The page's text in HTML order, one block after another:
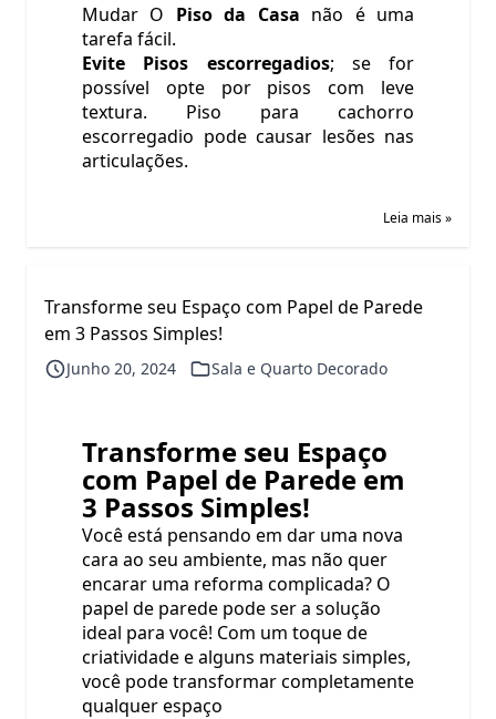
Mudar O Piso da Casa não é uma
tarefa fácil.
Evite Pisos escorregadios; se for
possível opte por pisos com leve
textura. Piso para cachorro
escorregadio pode causar lesões nas
articulações.
Leia mais »
Transforme seu Espaço com Papel de Parede
em 3 Passos Simples!
Junho 20, 2024 Sala e Quarto Decorado
Transforme seu Espaço
com Papel de Paredeem
3 Passos Simples!
Você está pensando em dar uma nova
cara ao seu ambiente, mas não quer
encarar uma reforma complicada? O
papel de parede pode ser a solução
ideal para você! Com um toque de
criatividade e alguns materiais simples,
você pode transformar completamente
qualquer espaço